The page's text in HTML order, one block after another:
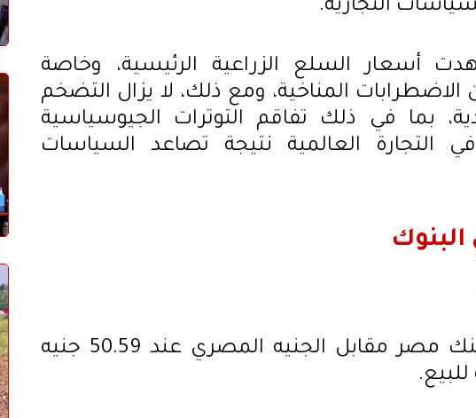
التجارية.
أسعار السلع الزراعية الرئيسية، وخاصة
الاضطرابات المناخية، ومع ذلك، لا يزال التضخم
بما في ذلك تفاقم التوترات الجيوسياسية
التجارة العالمية نتيجة تصاعد السياسات
البنوك
تراجع سعر الدولار في بنك مصر مقابل الجنيه المصري عند 50.59 جنيه